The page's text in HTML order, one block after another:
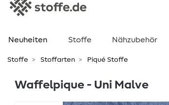
Neuheiten Stoffe Nähzubehör
Stoffe Stoffarten Piqué Stoffe
Waffelpique - Uni Malve